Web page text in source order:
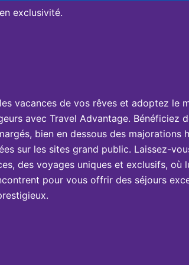
exclusivité.
vacances de vos rêves et adoptez le
avec Travel Advantage. Bénéficiez
bien en dessous des majorations
sur les sites grand public. Laissez-
des voyages uniques et exclusifs, où
pour vous offrir des séjours